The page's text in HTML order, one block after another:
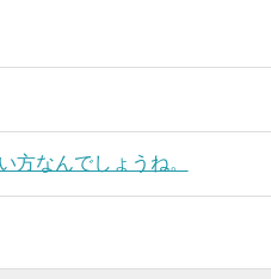
方なんでしょうね。